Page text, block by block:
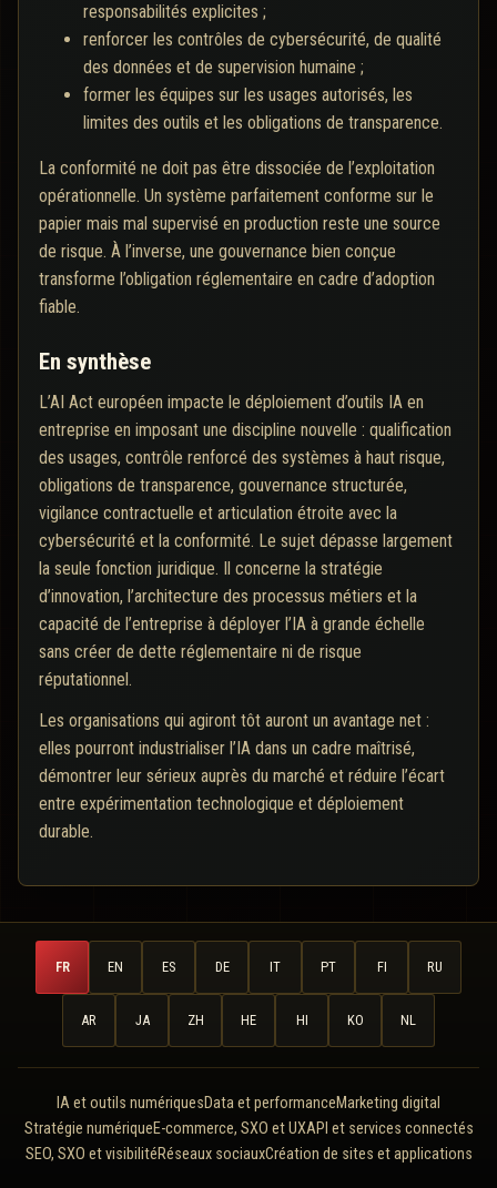
responsabilités explicites ;
renforcer les contrôles de cybersécurité, de qualité
des données et de supervision humaine ;
former les équipes sur les usages autorisés, les
limites des outils et les obligations de transparence.
La conformité ne doit pas être dissociée de l’exploitation
opérationnelle. Un système parfaitement conforme sur le
papier mais mal supervisé en production reste une source
de risque. À l’inverse, une gouvernance bien conçue
transforme l’obligation réglementaire en cadre d’adoption
fiable.
En synthèse
L’AI Act européen impacte le déploiement d’outils IA en
entreprise en imposant une discipline nouvelle : qualification
des usages, contrôle renforcé des systèmes à haut risque,
obligations de transparence, gouvernance structurée,
vigilance contractuelle et articulation étroite avec la
cybersécurité et la conformité. Le sujet dépasse largement
la seule fonction juridique. Il concerne la stratégie
d’innovation, l’architecture des processus métiers et la
capacité de l’entreprise à déployer l’IA à grande échelle
sans créer de dette réglementaire ni de risque
réputationnel.
Les organisations qui agiront tôt auront un avantage net :
elles pourront industrialiser l’IA dans un cadre maîtrisé,
démontrer leur sérieux auprès du marché et réduire l’écart
entre expérimentation technologique et déploiement
durable.
FR EN ES DE IT PT FI RU
AR JA ZH HE HI KO NL
IA et outils numériquesData et performanceMarketing digital
Stratégie numériqueE-commerce, SXO et UXAPI et services connectés
SEO, SXO et visibilitéRéseaux sociauxCréation de sites et applications